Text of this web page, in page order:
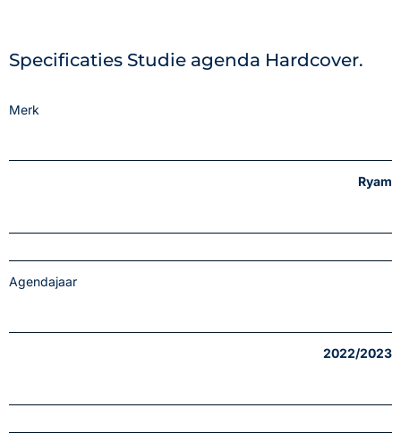
Specificaties Studie agenda Hardcover.
Merk
Ryam
Agendajaar
2022/2023